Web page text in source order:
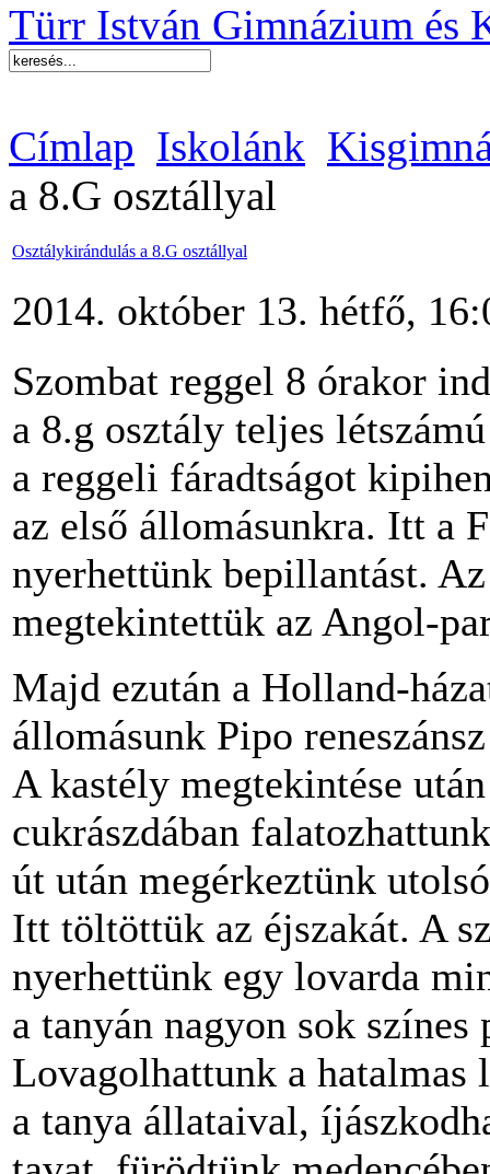
Türr István Gimnázium és
Címlap Iskolánk
a 8.G osztállyal
Osztálykirándulás a 8.G osztállyal
2014. október 13. hétfő,
Szombat reggel 8 órakor
a 8.g osztály teljes
a reggeli fáradtságot
az első állomásunkra. Itt a
nyerhettünk bepillantást.
megtekintettük az Angol-
Majd ezután a Holland-
állomásunk Pipo
A kastély megtekintése
cukrászdában
út után megérkeztünk
Itt töltöttük az éjszakát. A
nyerhettünk egy lovarda
a tanyán nagyon sok
Lovagolhattunk a hatalmas
a tanya állataival,